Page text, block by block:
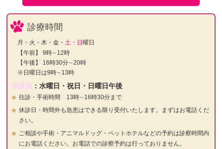
診療時間
月・火・木・金・土・日曜日
【午前】 9時∼12時
【午後】 16時30分∼20時
※日曜日は9時∼13時
休診日 ：水曜日・祝日・日曜日午後
往診・手術時間 13時∼16時30分まで
休診日・時間外も急患はできる限り受付いたします。まずはお電話くだ
さい。
ご相談や手術・アニマルドッグ・ペットホテルなどの予約は診察時間内
にお電話ください。お電話での診察予約は行っておりません。